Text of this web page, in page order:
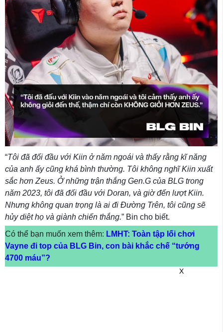
“Tôi đã đối đầu với Kiin ở năm ngoái và thấy rằng kĩ năng
của anh ấy cũng khá bình thường. Tôi không nghĩ Kiin xuất
sắc hơn Zeus. Ở những trận thắng Gen.G của BLG trong
năm 2023, tôi đã đối đầu với Doran, và giờ đến lượt Kiin.
Nhưng không quan trọng là ai đi Đường Trên, tôi cũng sẽ
hủy diệt họ và giành chiến thắng.” Bin cho biết.
Có thể bạn muốn xem thêm: LMHT: Toàn tập lối chơi
Vayne đi top của BLG Bin, con bài khắc chế “tướng
4700 máu”?
X